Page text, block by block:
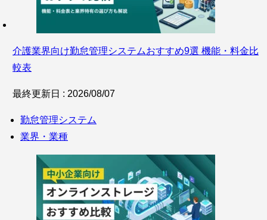
介護業界向け勤怠管理システムおすすめ9選 機能・料金比
較表
最終更新日 : 2026/08/07
勤怠管理システム
業界・業種